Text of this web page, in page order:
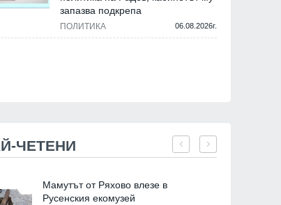
31.07.2026г.
запазва подкрепа
ПОЛИТИКА 06.08.2026г.
ЧЕТЕНИ
Мамутът от Ряхово влезе в
Русенския екомузей